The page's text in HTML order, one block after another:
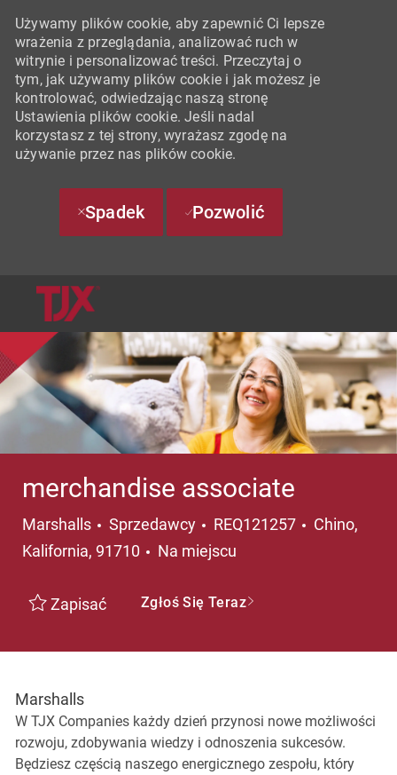
Używamy plików cookie, aby zapewnić Ci lepsze
wrażenia z przeglądania, analizować ruch w
witrynie i personalizować treści. Przeczytaj o
tym, jak używamy plików cookie i jak możesz je
kontrolować, odwiedzając naszą stronę
Ustawienia plików cookie. Jeśli nadal
korzystasz z tej strony, wyrażasz zgodę na
używanie przez nas plików cookie.
Spadek Pozwolić
merchandise associate
Marshalls Kategoria
Sprzedawcy REQ121257 Lokalizacja
Chino,
Kalifornia, 91710
Na miejscu
Zapisać Zgłoś Się Teraz
Marshalls
W TJX Companies każdy dzień przynosi nowe możliwości
rozwoju, zdobywania wiedzy i odnoszenia sukcesów.
Będziesz częścią naszego energicznego zespołu, który